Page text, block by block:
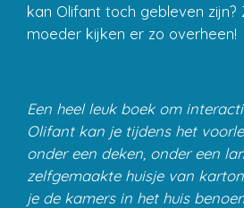
kan Olifant toch gebleven zijn?
moeder kijken er zo overheen!
Een heel leuk boek om
Olifant kan je tijdens het
onder een deken, onder een
zelfgemaakte huisje van
je de kamers in het huis